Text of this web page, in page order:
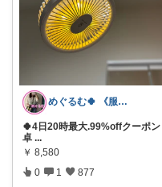
めぐるむ🍀 《服と暮らし》朝コレ
🍀4日20時最大.99%offクーポン
卓 ...
￥ 8,580
0 1 877